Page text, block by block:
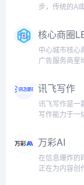
文字描述生成
个分享和交流
台，帮助大家
优化的深耕者
平台策略交织
开启通往数字
元。从精细化
员都能掌握数
心竞争力。我
步，传统的AI
力的全能智能
日，一支中国
发布了全球首
品——Manus
够为用户提供
助，更能在工
付成果”，实现
GAIA基准测试
SOT...
核心商圈
媒体
中心城市核心
广告服务商星
体整合传播公
企业提供精准
最大化的户外
方案，专注于
升价值，助力
曝光和深度影
费者记忆感知
讯飞写作
讯飞写作是一
写作能力于一
智能支持，提
创作质量。无
文档、创意写
辑，还是专业
万彩AI
在信息爆炸的
正在为内容创